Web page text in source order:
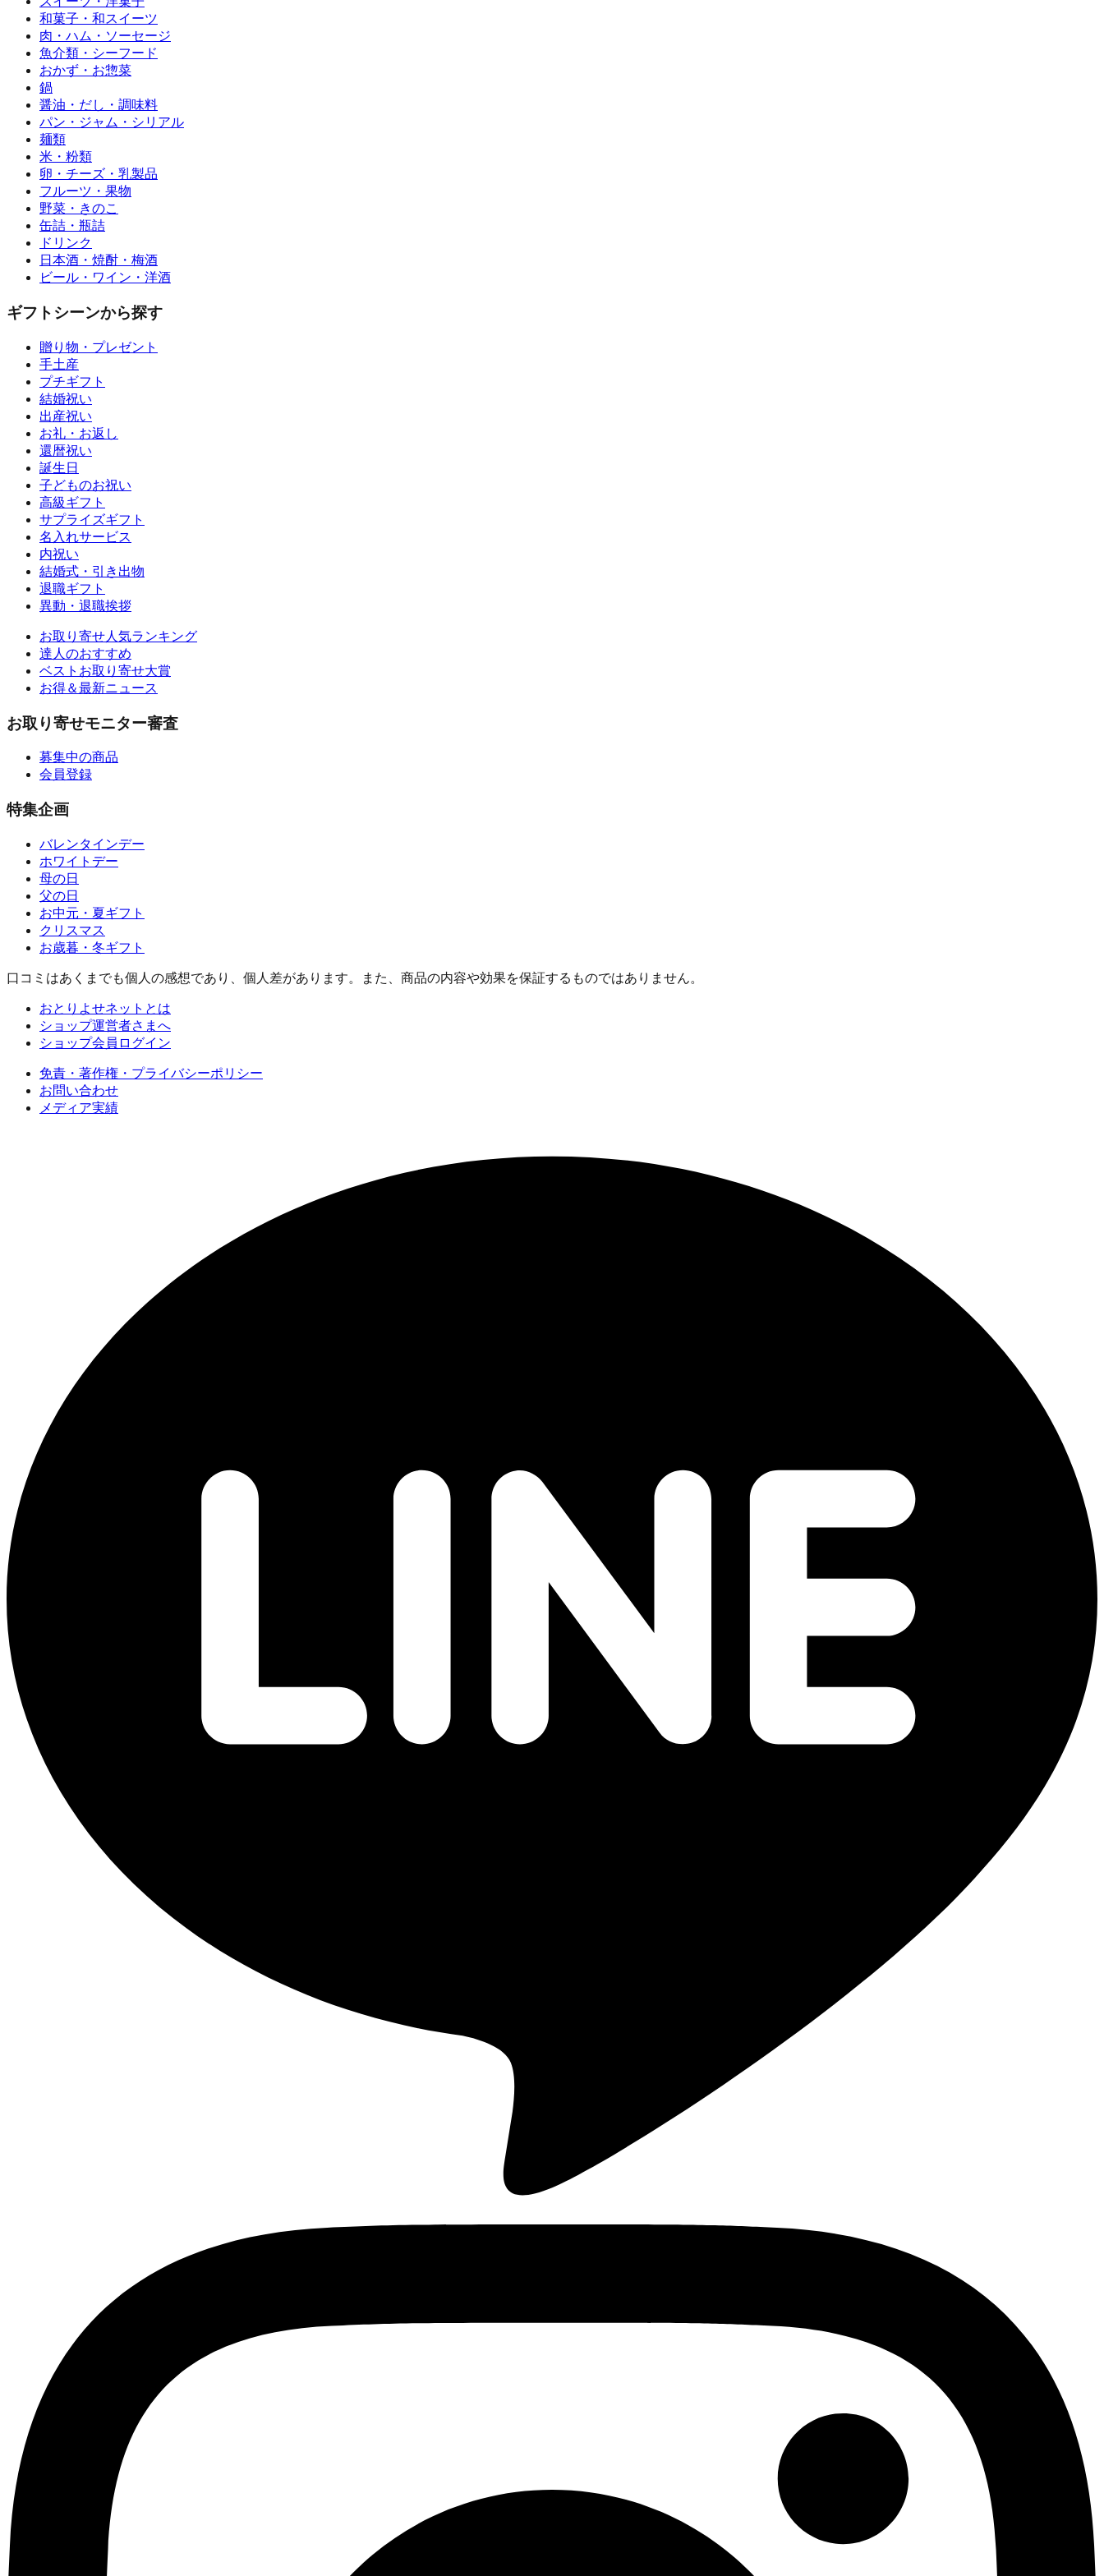
和菓子・和スイーツ
肉・ハム・ソーセージ
魚介類・シーフード
おかず・お惣菜
鍋
醤油・だし・調味料
パン・ジャム・シリアル
麺類
米・粉類
卵・チーズ・乳製品
フルーツ・果物
野菜・きのこ
缶詰・瓶詰
ドリンク
日本酒・焼酎・梅酒
ビール・ワイン・洋酒
ギフトシーンから探す
贈り物・プレゼント
手土産
プチギフト
結婚祝い
出産祝い
お礼・お返し
還暦祝い
誕生日
子どものお祝い
高級ギフト
サプライズギフト
名入れサービス
内祝い
結婚式・引き出物
退職ギフト
異動・退職挨拶
お取り寄せ人気ランキング
達人のおすすめ
ベストお取り寄せ大賞
お得＆最新ニュース
お取り寄せモニター審査
募集中の商品
会員登録
特集企画
バレンタインデー
ホワイトデー
母の日
父の日
お中元・夏ギフト
クリスマス
お歳暮・冬ギフト
口コミはあくまでも個人の感想であり、個人差があります。また、商品の内容や効果を保証するものではありません。
おとりよせネットとは
ショップ運営者さまへ
ショップ会員ログイン
免責・著作権・プライバシーポリシー
お問い合わせ
メディア実績